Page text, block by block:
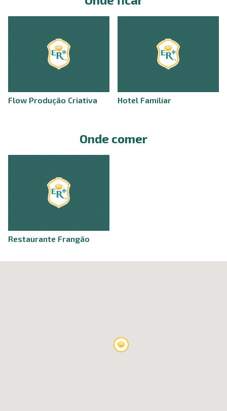
Flow Produção Criativa Hotel Familiar
Onde comer
Restaurante Frangão